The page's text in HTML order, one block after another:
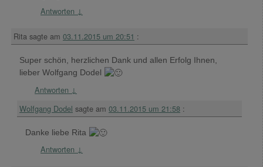
Antworten ↓
Rita sagte am 03.11.2015 um 20:51 :
Super schön, herzlichen Dank und allen Erfolg Ihnen,
lieber Wolfgang Dodel
Antworten ↓
Wolfgang Dodel sagte am 03.11.2015 um 21:58 :
Danke liebe Rita
Antworten ↓